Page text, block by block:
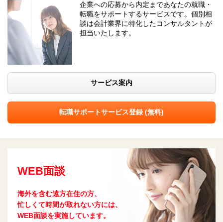
企業への応募から内定まであなたの就職・
転職をサポートするサービスです。個別相
談は会計業界に特化したコンサルタントが
担当いたします。
サービス案内
転職サポートサービス登録 (無料)
WEB面談
海外を含む遠方在住の方、
忙しくて時間が取れない方には、
WEB面談を実施しています。